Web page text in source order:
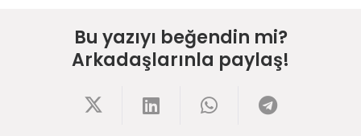
Bu yazıyı beğendin mi?
Arkadaşlarınla paylaş!